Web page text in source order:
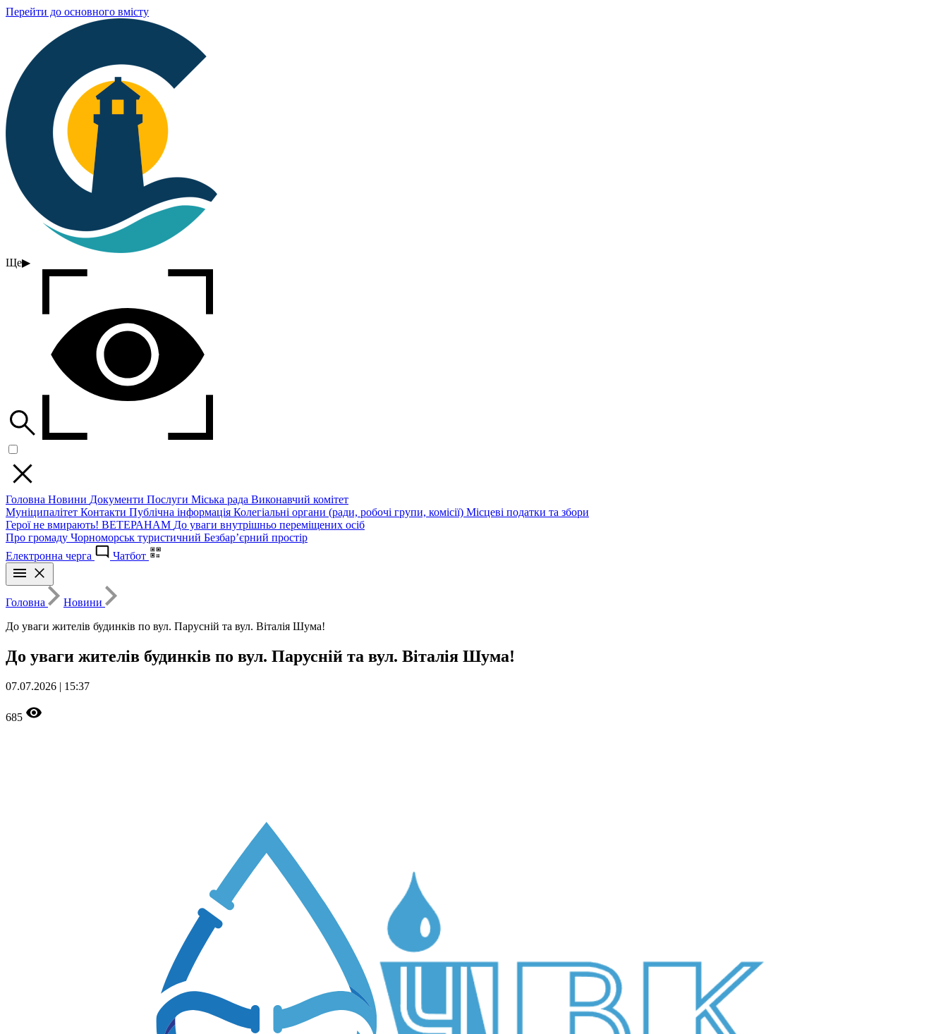
Перейти до основного вмісту
Ще▶
Головна Новини Документи Послуги Міська рада Виконавчий комітет
Муніципалітет Контакти Публічна інформація Колегіальні органи (ради, робочі групи, комісії) Місцеві податки та збори
Герої не вмирають! ВЕТЕРАНАМ До уваги внутрішньо переміщених осіб
Про громаду Чорноморськ туристичний Безбар’єрний простір
Електронна черга
Чатбот
Головна
Новини
До уваги жителів будинків по вул. Парусній та вул. Віталія Шума!
До уваги жителів будинків по вул. Парусній та вул. Віталія Шума!
07.07.2026 | 15:37
685